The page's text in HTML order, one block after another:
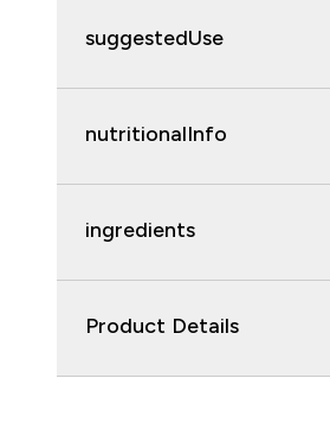
suggestedUse
nutritionalInfo
ingredients
Product Details